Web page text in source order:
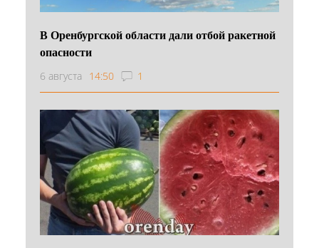
В Оренбургской области дали отбой ракетной
опасности
6 августа 14:50 1